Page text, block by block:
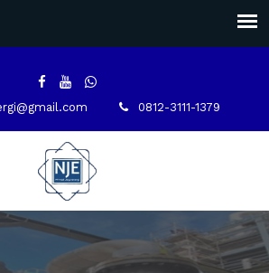
0812-3111-1379